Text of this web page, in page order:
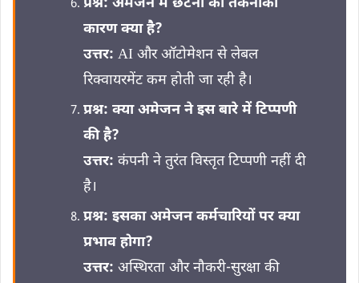
कारण क्या है?
उत्तर: AI और ऑटोमेशन से लेबल
रिक्‍वायरमेंट कम होती जा रही है।
प्रश्न: क्या अमेजन ने इस बारे में टिप्पणी
की है?
उत्तर: कंपनी ने तुरंत विस्तृत टिप्पणी नहीं दी
है।
प्रश्न: इसका अमेजन कर्मचारियों पर क्या
प्रभाव होगा?
उत्तर: अस्थिरता और नौकरी‑सुरक्षा की